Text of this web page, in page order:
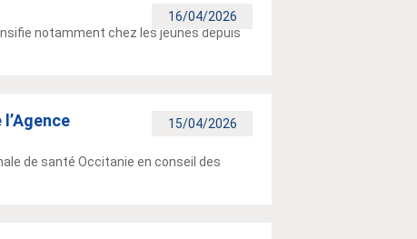
16/04/2026
notamment chez les jeunes depuis
15/04/2026
de santé Occitanie en conseil des